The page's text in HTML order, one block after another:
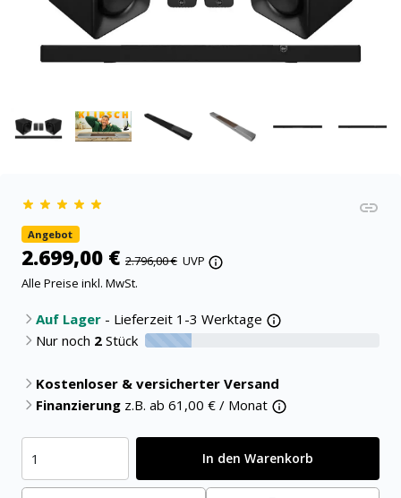
Angebot
2.699,00 € 2.796,00 € UVP
Alle Preise inkl. MwSt.
Auf Lager - Lieferzeit 1-3 Werktage
Nur noch 2 Stück 20% verfügbar
Kostenloser & versicherter Versand
Finanzierung z.B. ab 61,00 € / Monat
In den Warenkorb